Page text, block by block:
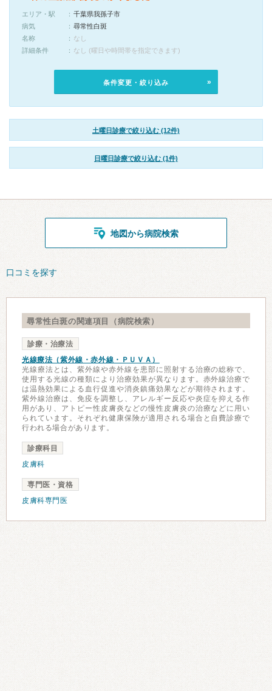
エリア・駅
千葉県我孫子市
病気
尋常性白斑
名称
なし
詳細条件
なし (曜日や時間帯を指定できます)
条件変更・絞り込み
土曜日診療で絞り込む (12件)
日曜日診療で絞り込む (1件)
地図から病院検索
口コミを探す
尋常性白斑の関連項目（病院検索）
診療・治療法
光線療法（紫外線・赤外線・ＰＵＶＡ）
光線療法とは、紫外線や赤外線を患部に照射する治療の総称で、
使用する光線の種類により治療効果が異なります。赤外線治療で
は温熱効果による血行促進や消炎鎮痛効果などが期待されます。
紫外線治療は、免疫を調整し、アレルギー反応や炎症を抑える作
用があり、アトピー性皮膚炎などの慢性皮膚炎の治療などに用い
られています。それぞれ健康保険が適用される場合と自費診療で
行われる場合があります。
診療科目
皮膚科
専門医・資格
皮膚科専門医